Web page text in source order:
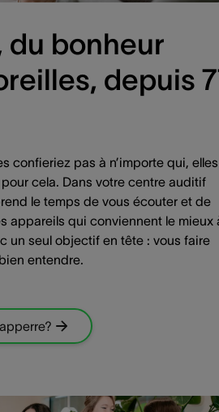
du bonheur
depuis
confieriez pas à n’importe qui, elles
cela. Dans votre centre auditif
le temps de vous écouter et de
appareils qui conviennent le mieux
un seul objectif en tête : vous faire
entendre.